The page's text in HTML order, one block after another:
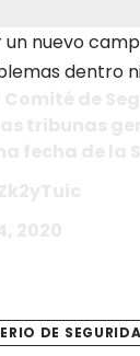
nuevo
dentro
DE